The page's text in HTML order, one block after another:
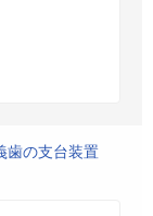
歯の支台装置